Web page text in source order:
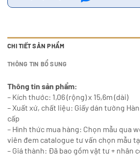
CHI TIẾT SẢN PHẨM
THÔNG TIN BỔ SUNG
Thông tin sản phẩm:
– Kích thước: 1,06 (rộng) x 15,6m (dài)
– Xuất xứ, chất liệu: Giấy dán tường
cấp
– Hình thức mua hàng: Chọn mẫu qua
viên đem catalogue tư vấn chọn mẫu
– Giá thành: Đã bao gồm vật tư + nhân